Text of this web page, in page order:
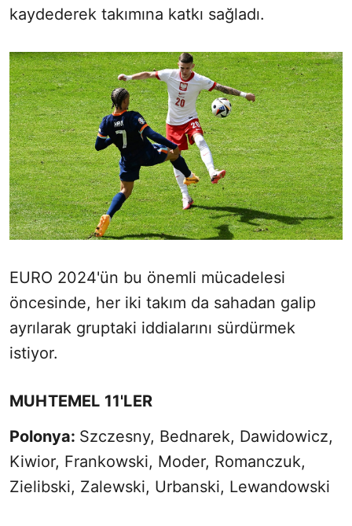
kaydederek takımına katkı sağladı.
EURO 2024'ün bu önemli mücadelesi
öncesinde, her iki takım da sahadan galip
ayrılarak gruptaki iddialarını sürdürmek
istiyor.
MUHTEMEL 11'LER
Polonya: Szczesny, Bednarek, Dawidowicz,
Kiwior, Frankowski, Moder, Romanczuk,
Zielibski, Zalewski, Urbanski, Lewandowski